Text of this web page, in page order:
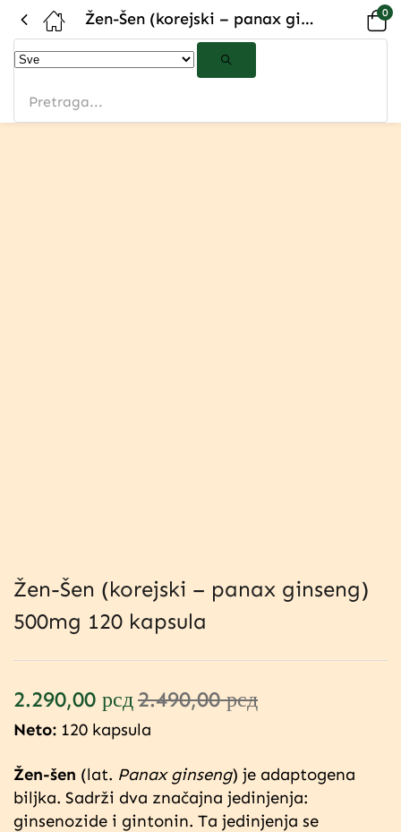
Žen-Šen (korejski – panax ginseng) 500mg 120 kapsula 0
Žen-Šen (korejski – panax ginseng)
500mg 120 kapsula
2.290,00 рсд2.490,00рсд
Neto: 120 kapsula
Žen-šen (lat. Panax ginseng) je adaptogena
biljka. Sadrži dva značajna jedinjenja:
ginsenozide i gintonin. Ta jedinjenja se